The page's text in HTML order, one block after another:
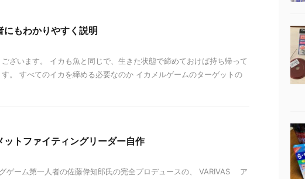
もわかりやすく説明
ざいます。 イカも魚と同じで、生きた状態で締めておけば持ち帰って
。 すべてのイカを締める必要なのか イカメルゲームのターゲットの
トファイティングリーダー自作
ゲーム第一人者の佐藤偉知郎氏の完全プロデュースの、 VARIVAS ア